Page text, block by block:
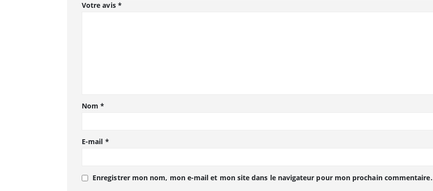
Votre avis *
Nom*
E-mail *
Enregistrer mon nom, mon e-mail et mon site dans le navigateur pour mon prochain commentaire.